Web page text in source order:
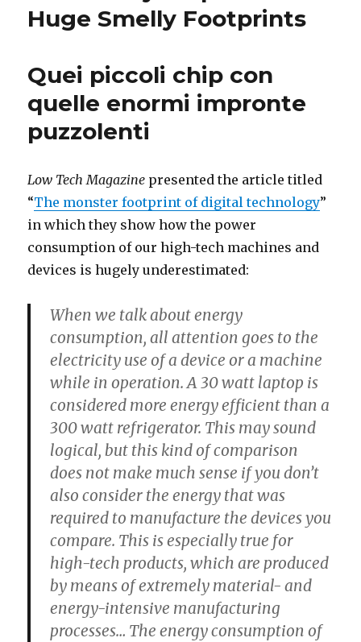
Huge Smelly Footprints
Quei piccoli chip con
quelle enormi impronte
puzzolenti
Low Tech Magazine presented the article titled
“The monster footprint of digital technology”
in which they show how the power
consumption of our high-tech machines and
devices is hugely underestimated:
When we talk about energy
consumption, all attention goes to the
electricity use of a device or a machine
while in operation. A 30 watt laptop is
considered more energy efficient than a
300 watt refrigerator. This may sound
logical, but this kind of comparison
does not make much sense if you don’t
also consider the energy that was
required to manufacture the devices you
compare. This is especially true for
high-tech products, which are produced
by means of extremely material- and
energy-intensive manufacturing
processes… The energy consumption of